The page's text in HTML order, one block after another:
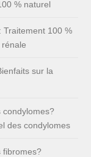
% naturel
Traitement 100 %
rénale
sur la
condylomes?
des condylomes
fibromes?